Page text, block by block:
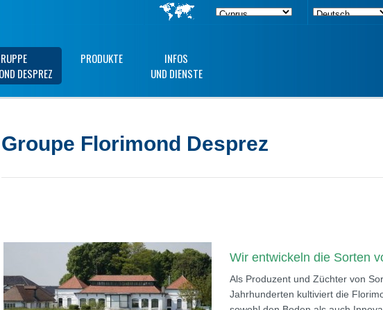
DESPREZ
PRODUKTE
INFOS
UND DIENSTE
Groupe Florimond Desprez
Wir entwickeln die Sorten
Als Produzent und Züchter von
Jahrhunderten kultiviert die